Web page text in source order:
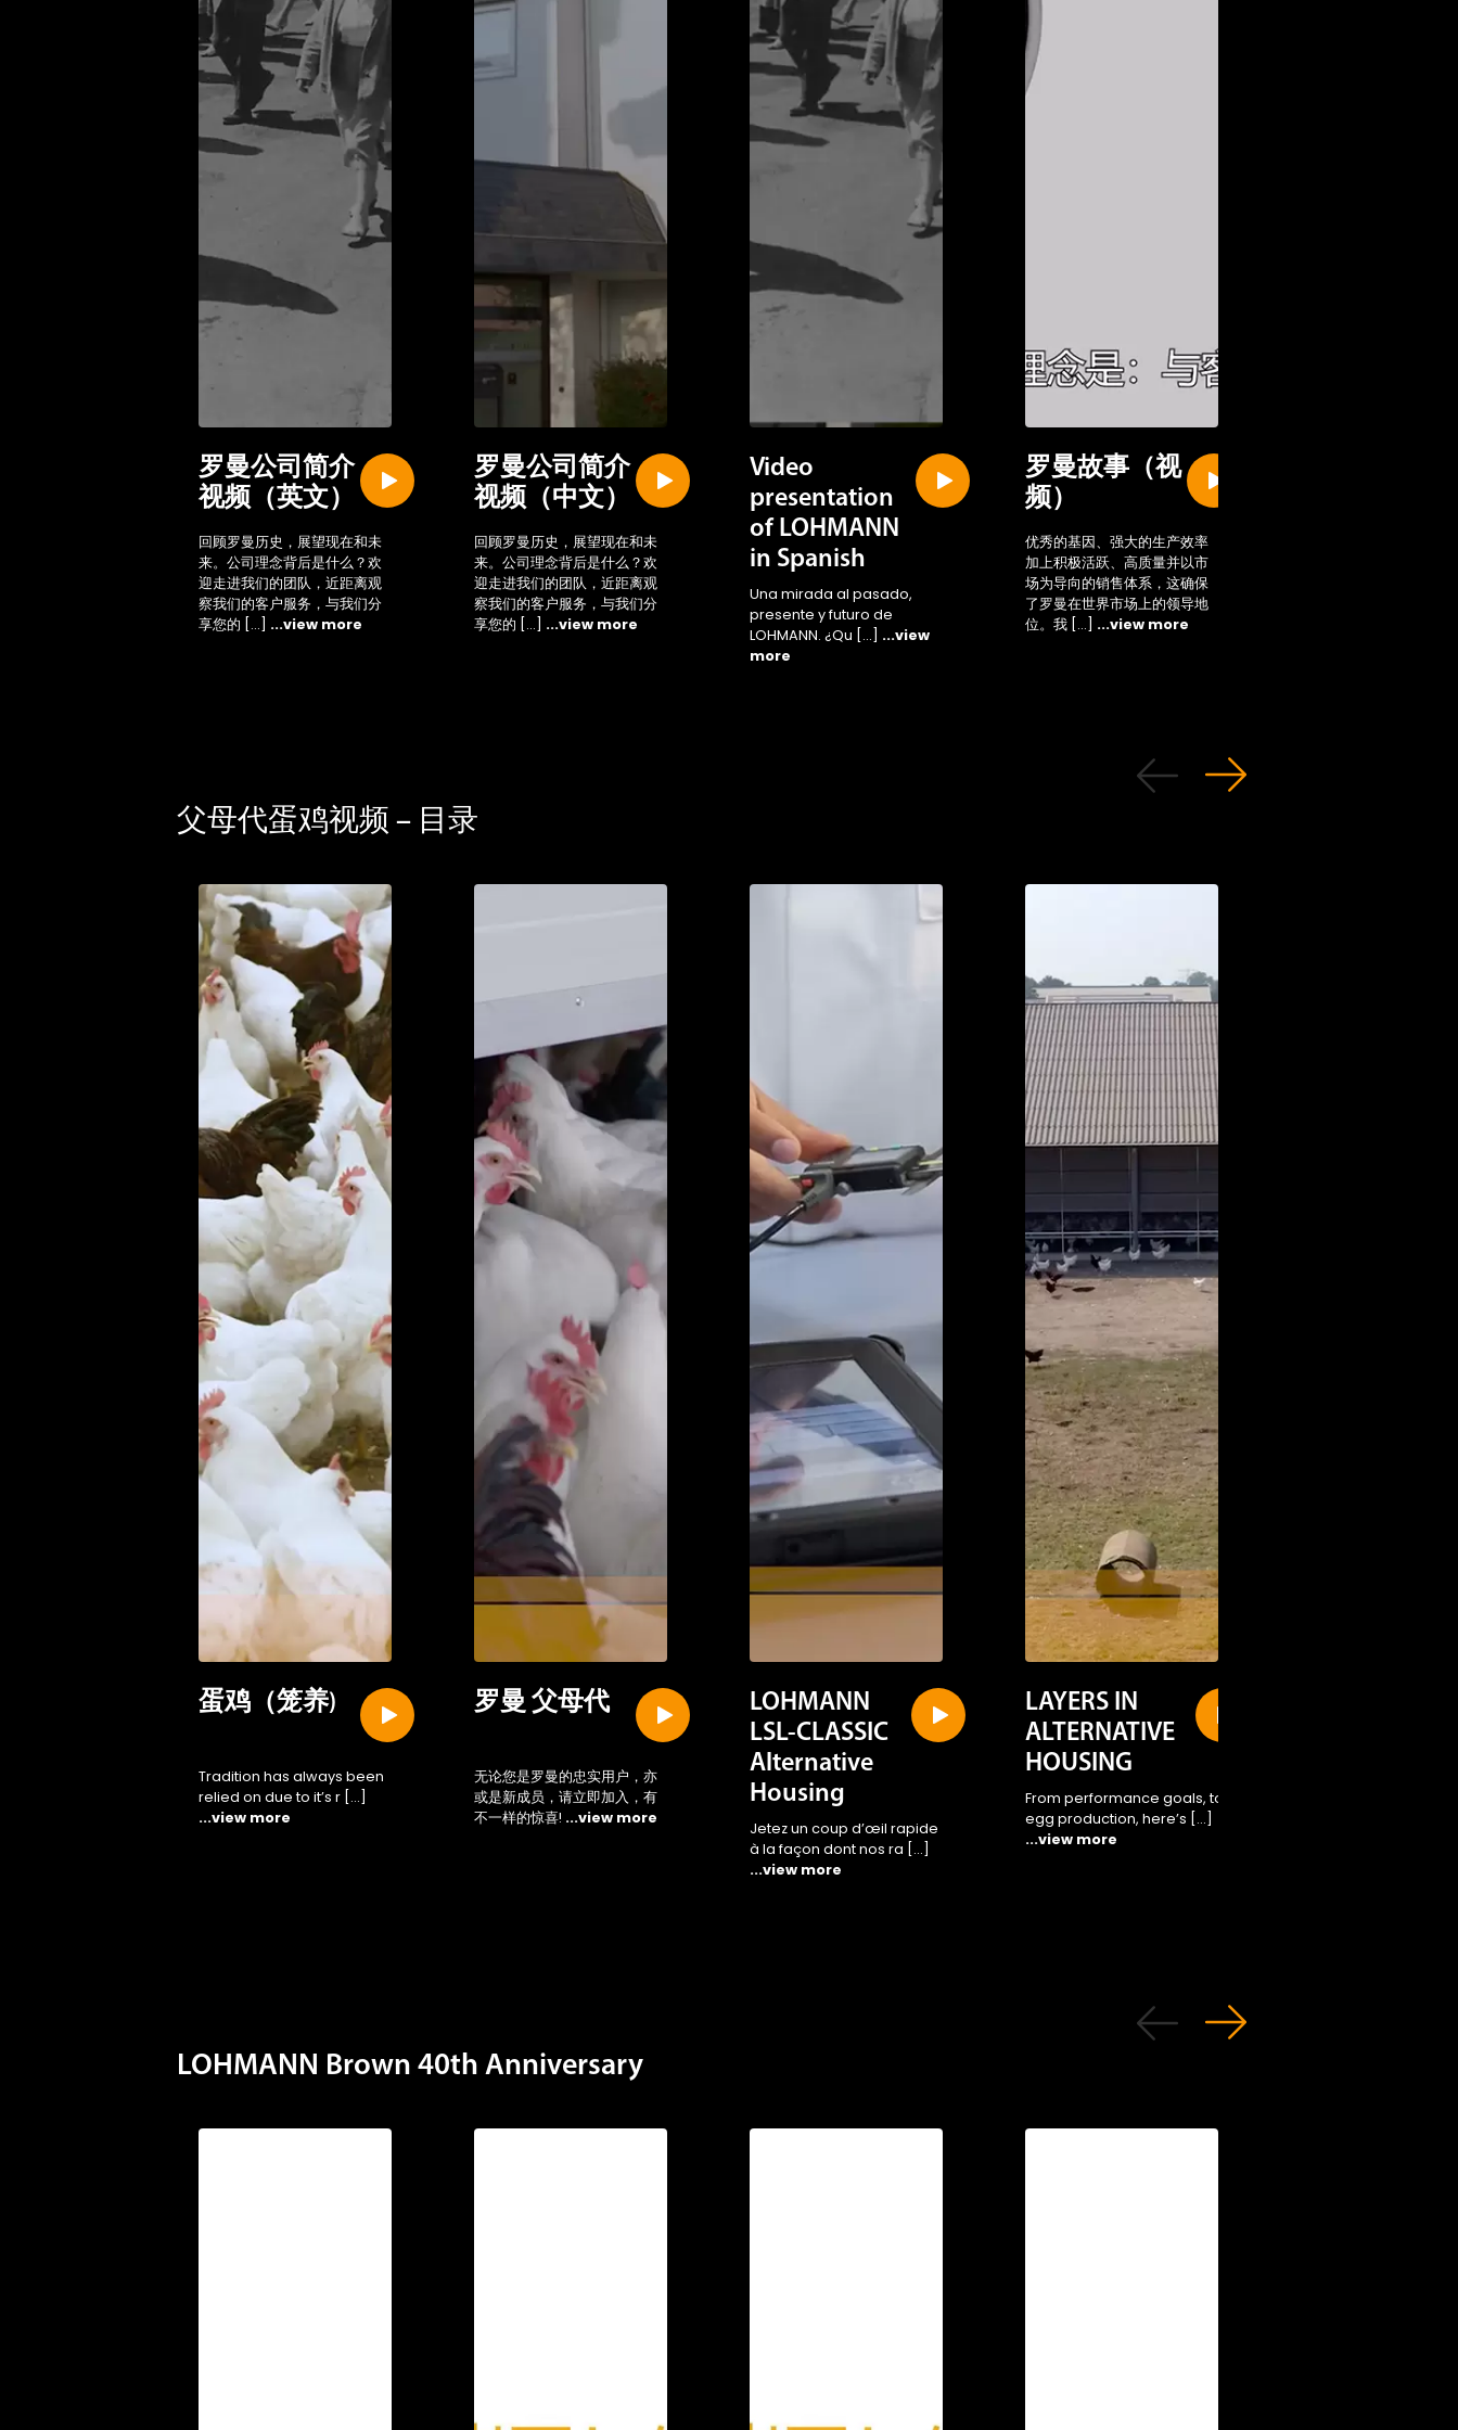
罗曼公司简介
视频（英文）
回顾罗曼历史，展望现在和未
来。公司理念背后是什么？欢
迎走进我们的团队，近距离观
察我们的客户服务，与我们分
享您的 […] ...view more
罗曼公司简介
视频（中文）
回顾罗曼历史，展望现在和未
来。公司理念背后是什么？欢
迎走进我们的团队，近距离观
察我们的客户服务，与我们分
享您的 […] ...view more
Video
presentation
of LOHMANN
in Spanish
Una mirada al pasado,
presente y futuro de
LOHMANN. ¿Qu […] ...view
more
罗曼故事（视
频）
优秀的基因、强大的生产效率
加上积极活跃、高质量并以市
场为导向的销售体系，这确保
了罗曼在世界市场上的领导地
位。我 […] ...view more
父母代蛋鸡视频 – 目录
蛋鸡（笼养)
Tradition has always been
relied on due to it’s r […]
...view more
罗曼 父母代
无论您是罗曼的忠实用户，亦
或是新成员，请立即加入，有
不一样的惊喜! ...view more
LOHMANN
LSL-CLASSIC
Alternative
Housing
Jetez un coup d’œil rapide
à la façon dont nos ra […]
...view more
LAYERS IN
ALTERNATIVE
HOUSING
From performance goals, to
egg production, here’s […]
...view more
LOHMANN Brown 40th Anniversary